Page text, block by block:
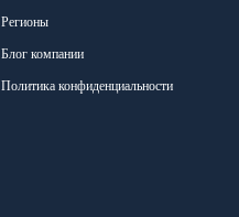
Регионы
Блог компании
Политика конфиденциальности